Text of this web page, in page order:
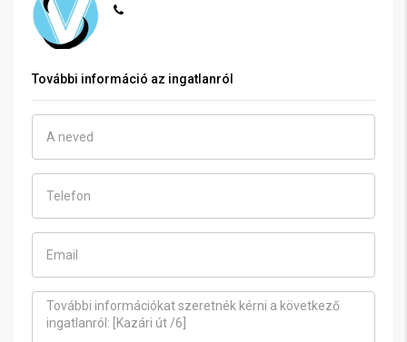
További információ az ingatlanról